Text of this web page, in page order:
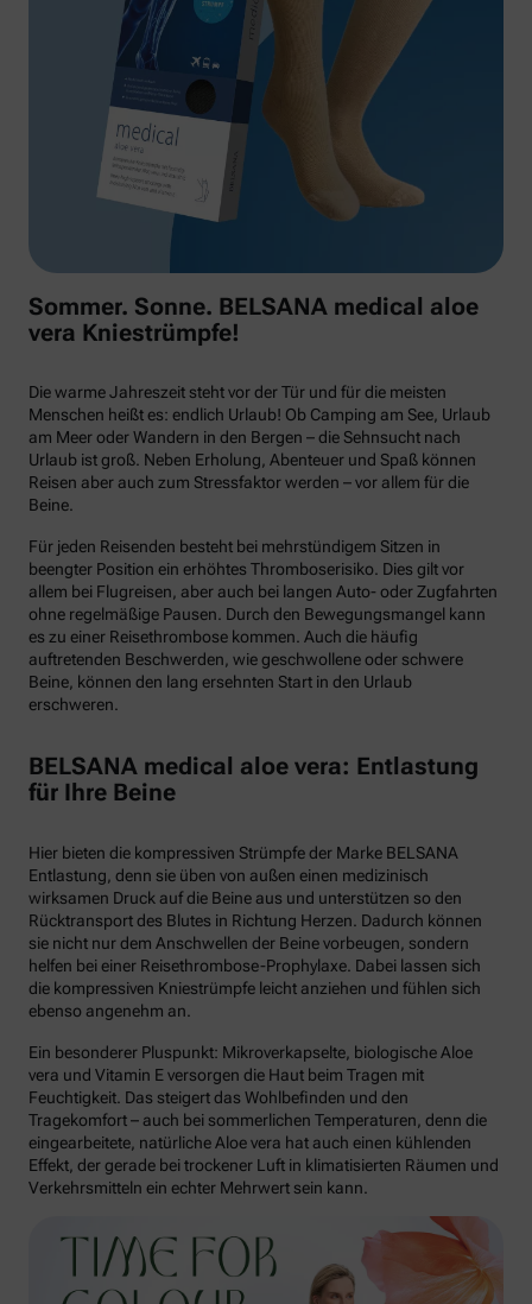
Sommer. Sonne. BELSANA medical aloe
vera Kniestrümpfe!
Die warme Jahreszeit steht vor der Tür und für die meisten
Menschen heißt es: endlich Urlaub! Ob Camping am See, Urlaub
am Meer oder Wandern in den Bergen – die Sehnsucht nach
Urlaub ist groß. Neben Erholung, Abenteuer und Spaß können
Reisen aber auch zum Stressfaktor werden – vor allem für die
Beine.
Für jeden Reisenden besteht bei mehrstündigem Sitzen in
beengter Position ein erhöhtes Thromboserisiko. Dies gilt vor
allem bei Flugreisen, aber auch bei langen Auto- oder Zugfahrten
ohne regelmäßige Pausen. Durch den Bewegungsmangel kann
es zu einer Reisethrombose kommen. Auch die häufig
auftretenden Beschwerden, wie geschwollene oder schwere
Beine, können den lang ersehnten Start in den Urlaub
erschweren.
BELSANA medical aloe vera: Entlastung
für Ihre Beine
Hier bieten die kompressiven Strümpfe der Marke BELSANA
Entlastung, denn sie üben von außen einen medizinisch
wirksamen Druck auf die Beine aus und unterstützen so den
Rücktransport des Blutes in Richtung Herzen. Dadurch können
sie nicht nur dem Anschwellen der Beine vorbeugen, sondern
helfen bei einer Reisethrombose-Prophylaxe. Dabei lassen sich
die kompressiven Kniestrümpfe leicht anziehen und fühlen sich
ebenso angenehm an.
Ein besonderer Pluspunkt: Mikroverkapselte, biologische Aloe
vera und Vitamin E versorgen die Haut beim Tragen mit
Feuchtigkeit. Das steigert das Wohlbefinden und den
Tragekomfort – auch bei sommerlichen Temperaturen, denn die
eingearbeitete, natürliche Aloe vera hat auch einen kühlenden
Effekt, der gerade bei trockener Luft in klimatisierten Räumen und
Verkehrsmitteln ein echter Mehrwert sein kann.